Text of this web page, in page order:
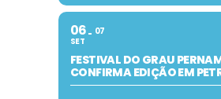
06
SET
07
FESTIVAL DO GRAU
CONFIRMA EDIÇÃO EM